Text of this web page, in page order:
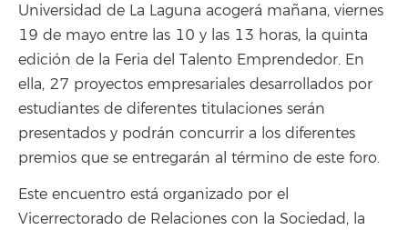
Universidad de La Laguna acogerá mañana, viernes
19 de mayo entre las 10 y las 13 horas, la quinta
edición de la Feria del Talento Emprendedor. En
ella, 27 proyectos empresariales desarrollados por
estudiantes de diferentes titulaciones serán
presentados y podrán concurrir a los diferentes
premios que se entregarán al término de este foro.
Este encuentro está organizado por el
Vicerrectorado de Relaciones con la Sociedad, la